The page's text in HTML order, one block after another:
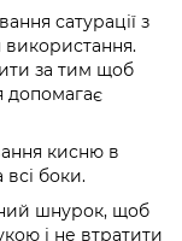
сатурації з
використання.
за тим щоб
допомагає
кисню в
всі боки.
шнурок, щоб
і не втратити